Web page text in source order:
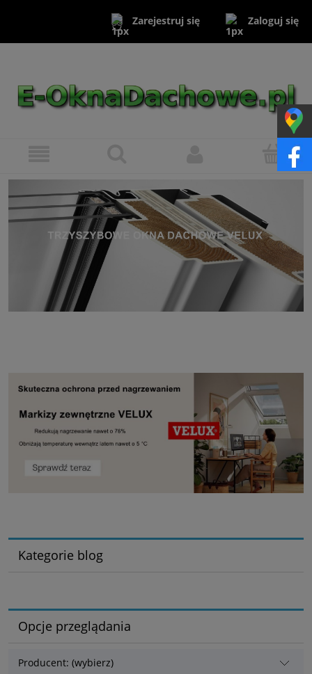
Zarejestruj się Zaloguj się
Kategorie blog
Opcje przeglądania
Producent: (wybierz)